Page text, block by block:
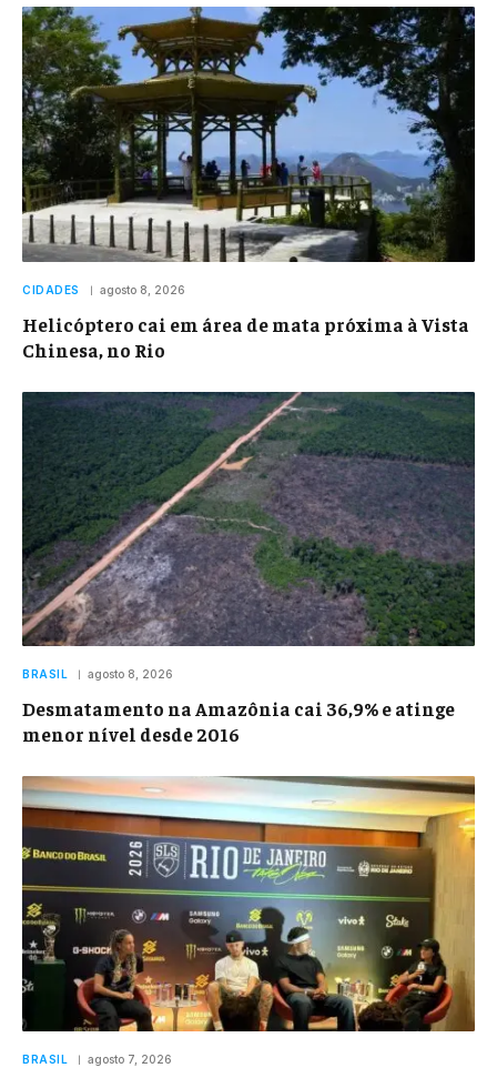
CIDADES agosto 8, 2026
Helicóptero cai em área de mata próxima à Vista
Chinesa, no Rio
BRASIL agosto 8, 2026
Desmatamento na Amazônia cai 36,9% e atinge
menor nível desde 2016
BRASIL agosto 7, 2026